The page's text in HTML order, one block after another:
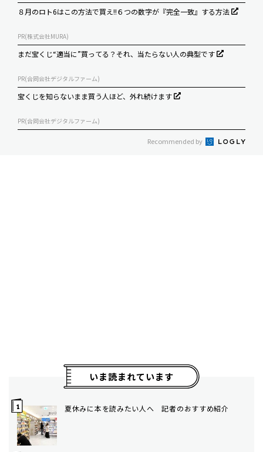
８月のロト6はこの方法で買え!!６つの数字が『完全一致』する方法
PR(株式会社MURA)
まだ宝くじ“適当に”買ってる？それ、当たらない人の典型です
PR(合同会社デジタルファーム)
宝くじを知らないまま買う人ほど、外れ続けます
PR(合同会社デジタルファーム)
Recommended by
いま読まれています
夏休みに本を読みたい人へ 記者のおすすめ紹介